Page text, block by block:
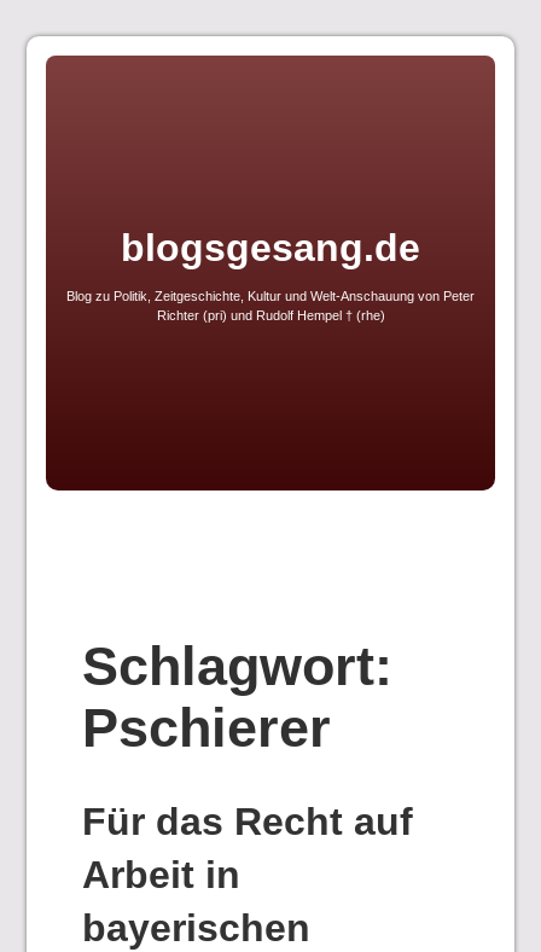
Skip
blogsgesang.de
Blog zu Politik, Zeitgeschichte, Kultur und Welt-Anschauung von Peter
Richter (pri) und Rudolf Hempel † (rhe)
Schlagwort:
Pschierer
Für das Recht auf
Arbeit in
bayerischen